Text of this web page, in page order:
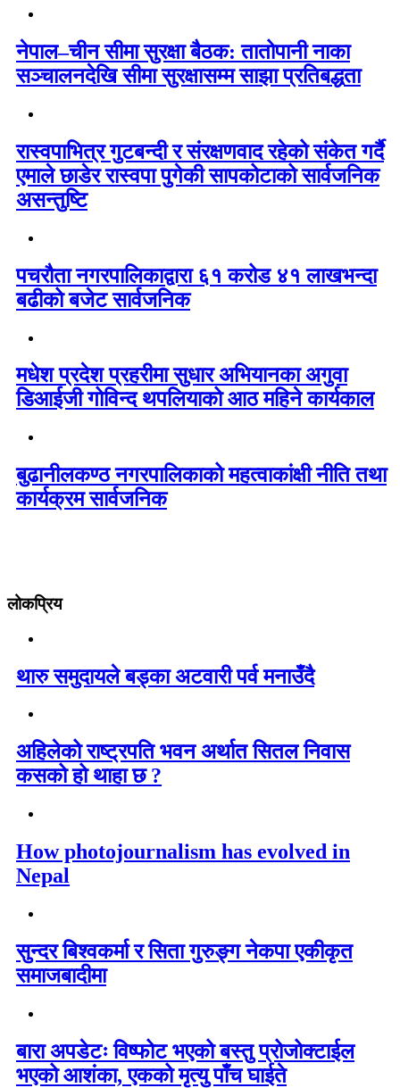
नेपाल–चीन सीमा सुरक्षा बैठक: तातोपानी नाका
सञ्चालनदेखि सीमा सुरक्षासम्म साझा प्रतिबद्धता
रास्वपाभित्र गुटबन्दी र संरक्षणवाद रहेको संकेत गर्दै
एमाले छाडेर रास्वपा पुगेकी सापकोटाको सार्वजनिक
असन्तुष्टि
पचरौता नगरपालिकाद्वारा ६१ करोड ४१ लाखभन्दा
बढीको बजेट सार्वजनिक
मधेश प्रदेश प्रहरीमा सुधार अभियानका अगुवा
डिआईजी गोविन्द थपलियाको आठ महिने कार्यकाल
बुढानीलकण्ठ नगरपालिकाको महत्वाकांक्षी नीति तथा
कार्यक्रम सार्वजनिक
लोकप्रिय
थारु समुदायले बड्का अटवारी पर्व मनाउँदै
अहिलेको राष्ट्रपति भवन अर्थात सितल निवास
कसको हो थाहा छ ?
How photojournalism has evolved in
Nepal
सुन्दर बिश्वकर्मा र सिता गुरुङ्ग नेकपा एकीकृत
समाजबादीमा
बारा अपडेटः विष्फोट भएको बस्तु प्रोजोक्टाईल
भएको आशंका, एकको मृत्यु पाँच घाईते